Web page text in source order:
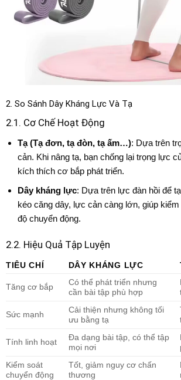
2. So Sánh Dây Kháng Lực Và Tạ
2.1. Cơ Chế Hoạt Động
Tạ (Tạ đơn, tạ đòn, tạ ấm…): Dựa trên
cản. Khi nâng tạ, bạn chống lại trọng lực
kích thích cơ bắp phát triển.
Dây kháng lực: Dựa trên lực đàn hồi để
kéo căng dây, lực cản càng lớn, giúp
độ chuyển động.
2.2. Hiệu Quả Tập Luyện
TIÊU CHÍ DÂY KHÁNG LỰC
Tăng cơ bắp
Có thể phát triển nhưng
cần bài tập phù hợp
Sức mạnh
Cải thiện nhưng không tối
ưu bằng tạ
Tính linh hoạt
Đa dạng bài tập, có thể tập
mọi nơi
Kiểm soát
chuyển động
Tốt, giảm nguy cơ chấn
thương